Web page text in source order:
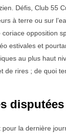
Défis, Club 55
à terre ou sur
coriace opposition
estivales et
au plus haut
de rires ; de quoi
pour la dernière